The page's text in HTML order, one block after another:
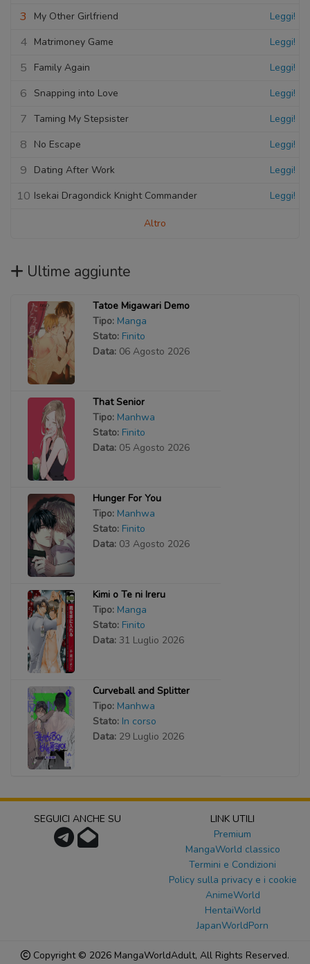
3 My Other Girlfriend Leggi!
4 Matrimoney Game Leggi!
5 Family Again Leggi!
6 Snapping into Love Leggi!
7 Taming My Stepsister Leggi!
8 No Escape Leggi!
9 Dating After Work Leggi!
10 Isekai Dragondick Knight Commander Leggi!
Altro
Ultime aggiunte
Tatoe Migawari Demo
Tipo: Manga
Stato: Finito
Data: 06 Agosto 2026
That Senior
Tipo: Manhwa
Stato: Finito
Data: 05 Agosto 2026
Hunger For You
Tipo: Manhwa
Stato: Finito
Data: 03 Agosto 2026
Kimi o Te ni Ireru
Tipo: Manga
Stato: Finito
Data: 31 Luglio 2026
Curveball and Splitter
Tipo: Manhwa
Stato: In corso
Data: 29 Luglio 2026
SEGUICI ANCHE SU
LINK UTILI
Premium
MangaWorld classico
Termini e Condizioni
Policy sulla privacy e i cookie
AnimeWorld
HentaiWorld
JapanWorldPorn
Copyright © 2026 MangaWorldAdult, All Rights Reserved.